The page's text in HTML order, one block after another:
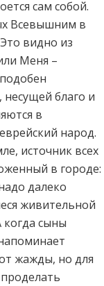
сам собой.
Всевышним в
видно из
Меня –
несущей благо и
в
народ.
источник всех
в городе:
далеко
живительной
сыны
жажды, но для